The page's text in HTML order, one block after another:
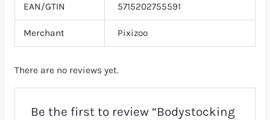
EAN/GTIN 5715202755591
Merchant Pixizoo
There are no reviews yet.
Be the first to review “Bodystocking